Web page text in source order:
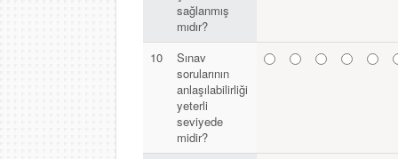
sağlanmış
mıdır?
10
Sınav
sorularının
anlaşılabilirliği
yeterli
seviyede
midir?